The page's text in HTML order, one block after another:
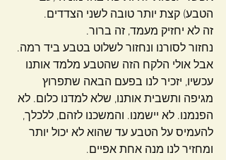
הטבע) קצת יותר טובה לשני הצדדים.
זה לא יחזיק מעמד, זה ברור.
נחזור לסורנו ונחזור לשלוט בטבע ביד רמה.
אבל אולי הלקח הזה שהטבע מלמד אותנו
עכשיו, יזכיר לנו בפעם הבאה שתפרוץ
מגיפה ותשבית אותנו, שלא למדנו כלום. לא
הפנמנו. לא יישמנו. והמשכנו לזהם, ללכלך,
להעמיס על הטבע עד שהוא לא יכול יותר
ומחזיר לנו מנה אחת אפיים.